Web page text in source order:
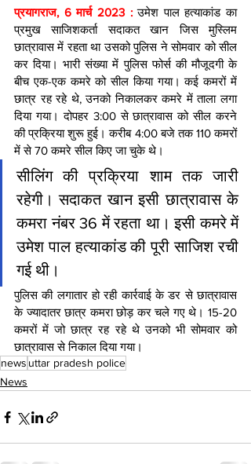
प्रयागराज, 6 मार्च 2023 : उमेश पाल हत्याकांड का
प्रमुख साजिशकर्ता सदाकत खान जिस मुस्लिम
छात्रावास में रहता था उसको पुलिस ने सोमवार को सील
कर दिया। भारी संख्या में पुलिस फोर्स की मौजूदगी के
बीच एक-एक कमरे को सील किया गया। कई कमरों में
छात्र रह रहे थे, उनको निकालकर कमरे में ताला लगा
दिया गया। दोपहर 3:00 से छात्रावास को सील करने
की प्रक्रिया शुरू हुई। करीब 4:00 बजे तक 110 कमरों
में से 70 कमरे सील किए जा चुके थे।
सीलिंग की प्रक्रिया शाम तक जारी
रहेगी। सदाकत खान इसी छात्रावास के
कमरा नंबर 36 में रहता था। इसी कमरे में
उमेश पाल हत्याकांड की पूरी साजिश रची
गई थी।
पुलिस की लगातार हो रही कार्रवाई के डर से छात्रावास
के ज्यादातर छात्र कमरा छोड़ कर चले गए थे। 15-20
कमरों में जो छात्र रह रहे थे उनको भी सोमवार को
छात्रावास से निकाल दिया गया।
news uttar pradesh police
News